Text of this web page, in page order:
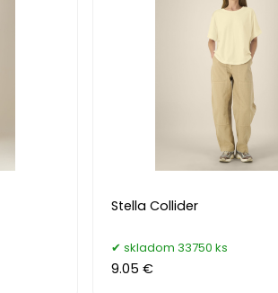
Stella Collider
skladom 33750 ks
9.05 €